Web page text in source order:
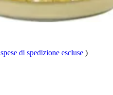
spese di spedizione escluse )